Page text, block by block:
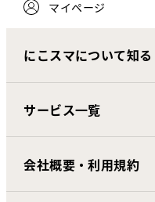
マイページ
にこスマについて知る
サービス一覧
会社概要・利用規約